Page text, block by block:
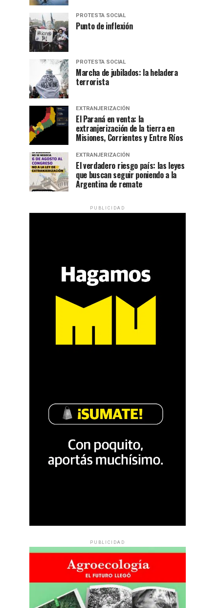
PROTESTA SOCIAL
Punto de inflexión
PROTESTA SOCIAL
Marcha de jubilados: la heladera
terrorista
EXTRANJERIZACIÓN
El Paraná en venta: la
extranjerización de la tierra en
Misiones, Corrientes y Entre Ríos
EXTRANJERIZACIÓN
El verdadero riesgo país: las leyes
que buscan seguir poniendo a la
Argentina de remate
PUBLICIDAD
PUBLICIDAD